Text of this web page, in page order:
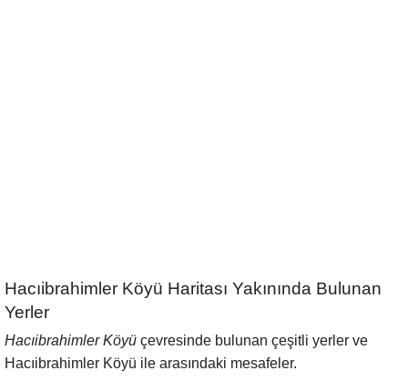
Hacıibrahimler Köyü Haritası Yakınında Bulunan
Yerler
Hacıibrahimler Köyü çevresinde bulunan çeşitli yerler ve
Hacıibrahimler Köyü ile arasındaki mesafeler.